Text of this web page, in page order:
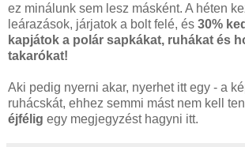
ez minálunk sem lesz másként. A héten
leárazások, járjatok a bolt felé, és 30%
kapjátok a polár sapkákat, ruhákat és
takarókat!
Aki pedig nyerni akar, nyerhet itt egy - a
ruhácskát, ehhez semmi mást nem kell
éjfélig egy megjegyzést hagyni itt.